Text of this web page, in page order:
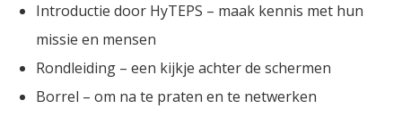
Introductie door HyTEPS – maak kennis met hun
missie en mensen
Rondleiding – een kijkje achter de schermen
Borrel – om na te praten en te netwerken